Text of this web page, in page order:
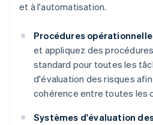
et à l'automatisation.
Procédures
et appliquez des
standard pour toutes les
d'évaluation des risques
cohérence entre toutes les
Systèmes d'évaluation